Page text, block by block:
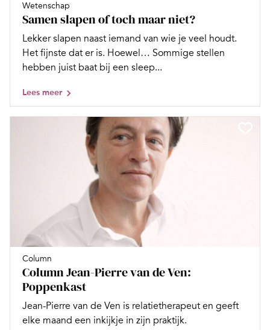
Wetenschap
Samen slapen of toch maar niet?
Lekker slapen naast iemand van wie je veel houdt.
Het fijnste dat er is. Hoewel… Sommige stellen
hebben juist baat bij een sleep...
Lees meer
Column
Column Jean-Pierre van de Ven:
Poppenkast
Jean-Pierre van de Ven is relatietherapeut en geeft
elke maand een inkijkje in zijn praktijk.